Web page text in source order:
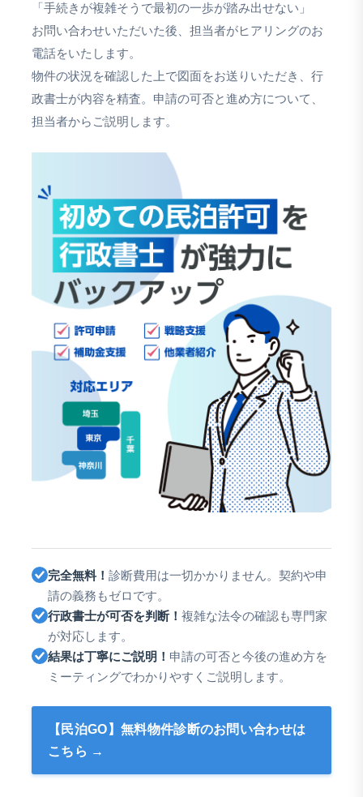
「手続きが複雑そうで最初の一歩が踏み出せない」
お問い合わせいただいた後、担当者がヒアリングのお
電話をいたします。
物件の状況を確認した上で図面をお送りいただき、行
政書士が内容を精査。申請の可否と進め方について、
担当者からご説明します。
完全無料！ 診断費用は一切かかりません。契約や申
請の義務もゼロです。
行政書士が可否を判断！ 複雑な法令の確認も専門家
が対応します。
結果は丁寧にご説明！ 申請の可否と今後の進め方を
ミーティングでわかりやすくご説明します。
【民泊GO】無料物件診断のお問い合わせは
こちら →